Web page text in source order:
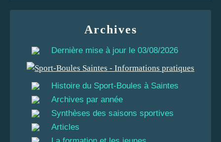
Archives
Dernière mise à jour le 03/08/2026
Histoire du Sport-Boules à Saintes
Archives par année
Synthèses des saisons sportives
Articles